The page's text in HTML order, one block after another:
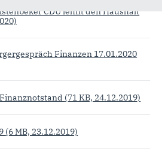
CDU lehnt den Haushalt
Finanzen 17.01.2020
(71 KB, 24.12.2019)
(6 MB, 23.12.2019)